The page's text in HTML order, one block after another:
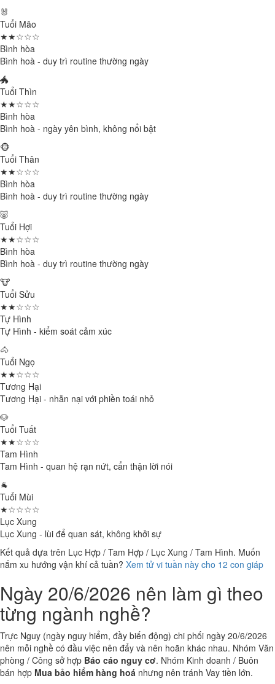
🐰
Tuổi Mão
★★☆☆☆
Bình hòa
Bình hoà - duy trì routine thường ngày
🐲
Tuổi Thìn
★★☆☆☆
Bình hòa
Bình hoà - ngày yên bình, không nổi bật
🐵
Tuổi Thân
★★☆☆☆
Bình hòa
Bình hoà - duy trì routine thường ngày
🐷
Tuổi Hợi
★★☆☆☆
Bình hòa
Bình hoà - duy trì routine thường ngày
🐮
Tuổi Sửu
★★☆☆☆
Tự Hình
Tự Hình - kiểm soát cảm xúc
🐴
Tuổi Ngọ
★★☆☆☆
Tương Hại
Tương Hại - nhẫn nại với phiền toái nhỏ
🐶
Tuổi Tuất
★★☆☆☆
Tam Hình
Tam Hình - quan hệ rạn nứt, cẩn thận lời nói
🐐
Tuổi Mùi
★☆☆☆☆
Lục Xung
Lục Xung - lùi để quan sát, không khởi sự
Kết quả dựa trên Lục Hợp / Tam Hợp / Lục Xung / Tam Hình. Muốn
nắm xu hướng vận khí cả tuần? Xem tử vi tuần này cho 12 con giáp
Ngày 20/6/2026 nên làm gì theo
từng ngành nghề?
Trực Nguy (ngày nguy hiểm, đầy biến động) chi phối ngày 20/6/2026
nên mỗi nghề có đầu việc nên đẩy và nên hoãn khác nhau. Nhóm Văn
phòng / Công sở hợp Báo cáo nguy cơ. Nhóm Kinh doanh / Buôn
bán hợp Mua bảo hiểm hàng hoá nhưng nên tránh Vay tiền lớn.